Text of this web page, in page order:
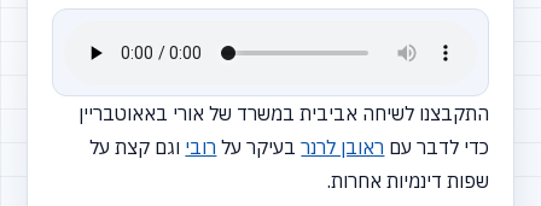
התקבצנו לשיחה אביבית במשרד של אורי באאוטבריין
כדי לדבר עם ראובן לרנרבעיקר על רובי וגם קצת על
שפות דינמיות אחרות.